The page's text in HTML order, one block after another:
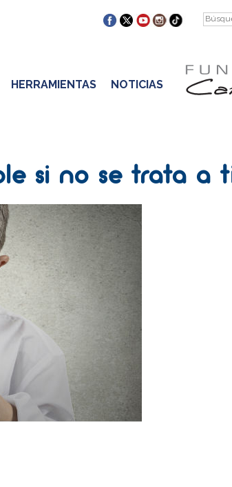
HERRAMIENTAS NOTICIAS
si no se trata a